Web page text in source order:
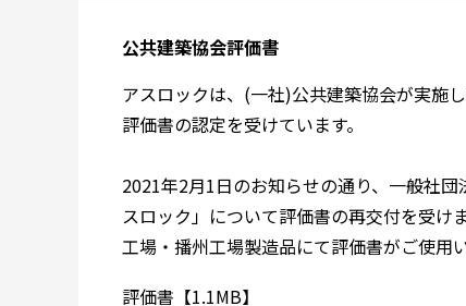
公共建築協会評価書
アスロックは、(一社)公共建築協会が実施
評価書の認定を受けています。
2021年2月1日のお知らせの通り、一般社
スロック」について評価書の再交付を受け
工場・播州工場製造品にて評価書がご使用
評価書【1.1MB】